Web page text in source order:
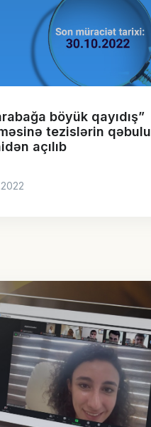
böyük qayıdış”
tezislərin qəbulu
açılıb